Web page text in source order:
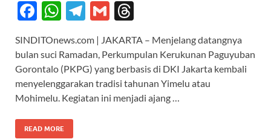
F
e
b
o
o
k
W
at
s
A
p
p
T
el
e
gr
a
m
G
ail e
a
ds
SINDITOnews.com | JAKARTA – Menjelang datangnya
bulan suci Ramadan, Perkumpulan Kerukunan Paguyuban
Gorontalo (PKPG) yang berbasis di DKI Jakarta kembali
menyelenggarakan tradisi tahunan Yimelu atau
Mohimelu. Kegiatan ini menjadi ajang …
READ MORE